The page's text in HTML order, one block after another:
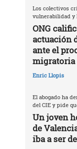
Los colectivos
vulnerabilidad y
ONG
actuación
ante el
migratoria
Enric Llopis
El abogado ha
del CIE y pide
Un joven
de
iba a ser